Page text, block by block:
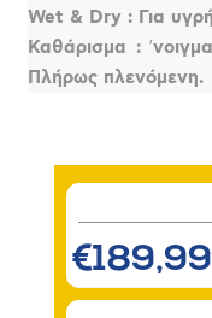
Wet & Dry : Για
Καθάρισμα :
Πλήρως πλενόμενη.
€189,99